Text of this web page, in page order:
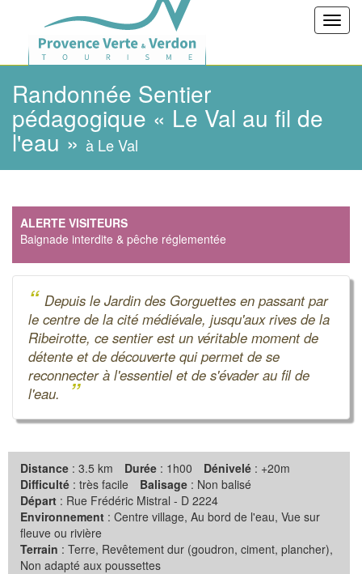
Randonnée Sentier
pédagogique « Le Val au fil de
l'eau » à Le Val
ALERTE VISITEURS
Baignade interdite & pêche réglementée
“ Depuis le Jardin des Gorguettes en passant par
le centre de la cité médiévale, jusqu'aux rives de la
Ribeirotte, ce sentier est un véritable moment de
détente et de découverte qui permet de se
reconnecter à l'essentiel et de s'évader au fil de
l'eau.
”
Distance : 3.5 km Durée : 1h00 Dénivelé : +20m
Difficulté : très facile Balisage : Non balisé
Départ : Rue Frédéric Mistral - D 2224
Environnement : Centre village, Au bord de l'eau, Vue sur
fleuve ou rivière
Terrain : Terre, Revêtement dur (goudron, ciment, plancher),
Non adapté aux poussettes